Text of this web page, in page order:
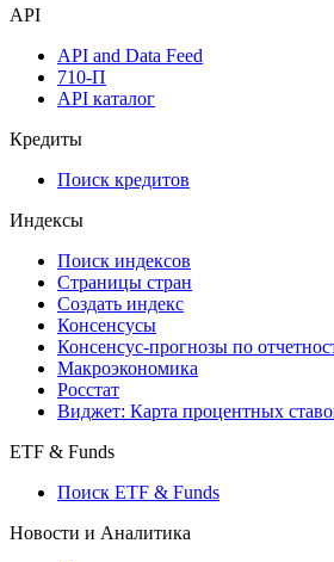
Мобильное приложение Cbonds
API
API and Data Feed
API каталог
Кредиты
Поиск кредитов
Индексы
Поиск индексов
Страницы стран
Создать индекс
Консенсусы
Макроэкономика
Виджет: Карта процентных ставок
ETF & Funds